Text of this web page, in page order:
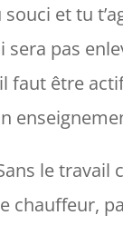
et tu
sera pas
faut être
le
chauffeur,